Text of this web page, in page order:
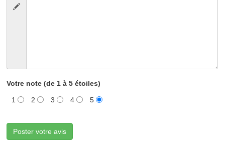
Votre note (de 1 à 5 étoiles)
1 2 3 4 5
Poster votre avis